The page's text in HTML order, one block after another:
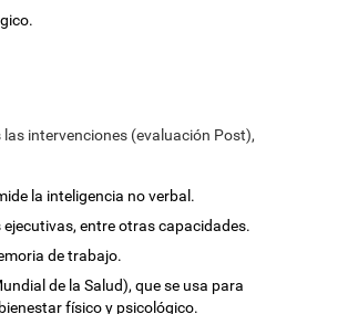
intervenciones (evaluación Post),
la inteligencia no verbal.
entre otras capacidades.
de trabajo.
de la Salud), que se usa para
físico y psicológico.